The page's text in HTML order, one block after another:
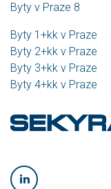
Byty v Praze 8
Byty 1+kk v Praze
Byty 2+kk v Praze
Byty 3+kk v Praze
Byty 4+kk v Praze